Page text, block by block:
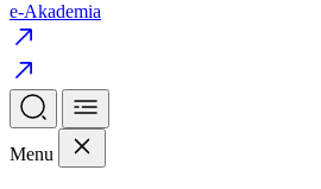
e-Akademia
Menu